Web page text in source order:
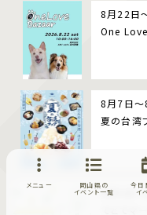
8月22日
One
8月7日
夏の台湾
8月9日～
メニュー
岡山県の
イベント一覧
今日
イ